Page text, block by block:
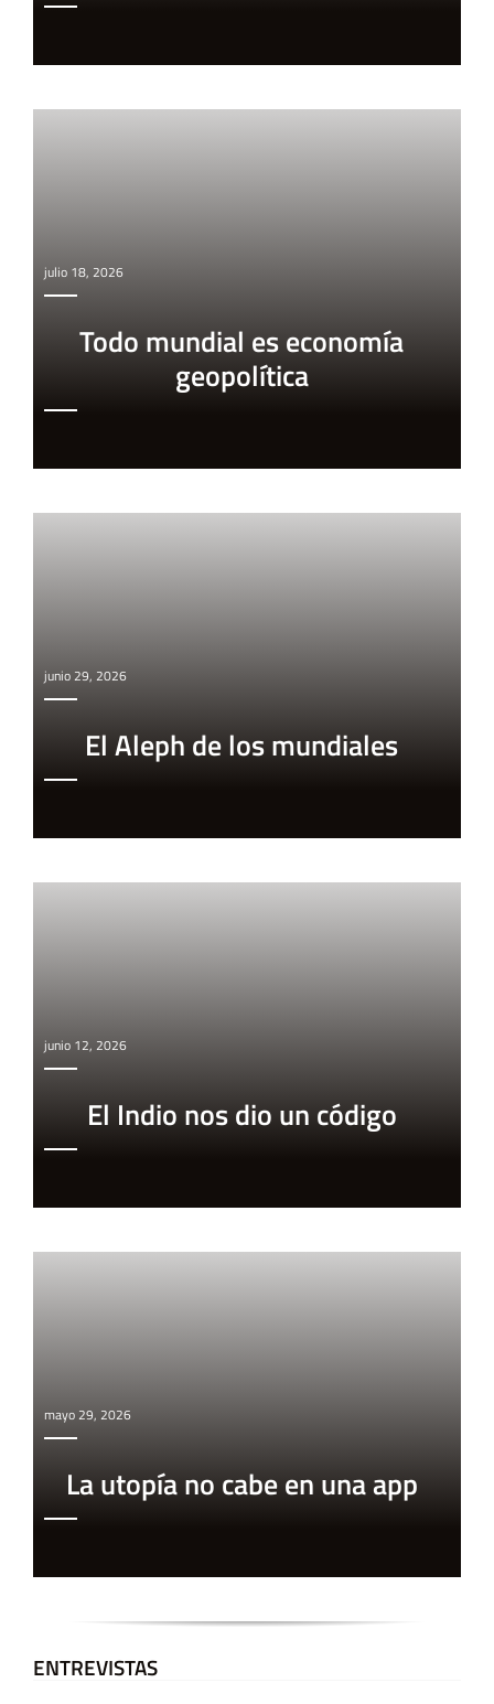
julio 18, 2026
Todo mundial es economía
geopolítica
junio 29, 2026
El Aleph de los mundiales
junio 12, 2026
El Indio nos dio un código
mayo 29, 2026
La utopía no cabe en una app
ENTREVISTAS